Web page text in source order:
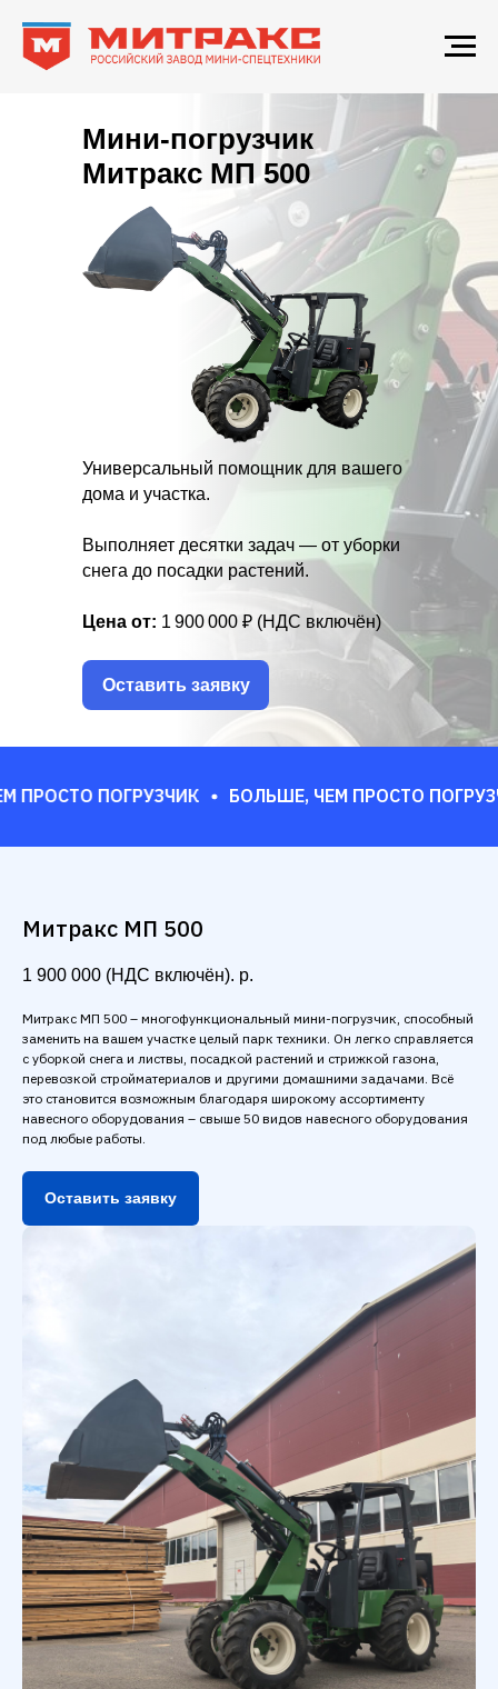
Мини-погрузчик
Митракс МП 500
Универсальный помощник для вашего
дома и участка.
Выполняет десятки задач — от уборки
снега до посадки растений.
Цена от: 1 900 000 ₽ (НДС включён)
Оставить заявку
ПОГРУЗЧИК БОЛЬШЕ, ЧЕМ ПРОСТО ПОГРУЗЧИК
Митракс МП 500
1 900 000 (НДС включён). р.
Митракс МП 500 – многофункциональный мини-погрузчик, способный
заменить на вашем участке целый парк техники. Он легко справляется
с уборкой снега и листвы, посадкой растений и стрижкой газона,
перевозкой стройматериалов и другими домашними задачами. Всё
это становится возможным благодаря широкому ассортименту
навесного оборудования – свыше 50 видов навесного оборудования
под любые работы.
Оставить заявку